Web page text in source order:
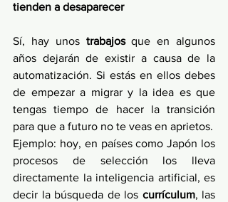
tienden a desaparecer
Sí, hay unos trabajos que en algunos
años dejarán de existir a causa de la
automatización. Si estás en ellos debes
de empezar a migrar y la idea es que
tengas tiempo de hacer la transición
Ejemplo: hoy, en países como Japón los
procesos de selección los lleva
directamente la inteligencia artificial, es
decir la búsqueda de los currículum, las